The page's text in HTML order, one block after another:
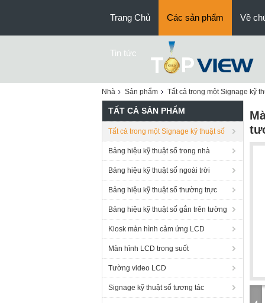
Trang Chủ Các sản phẩm Về
Tin tức
Nhà Sản phẩm Tất cả trong một Signage kỹ
TẤT CẢ SẢN PHẨM
Tất cả trong một Signage kỹ thuật số
Bảng hiệu kỹ thuật số trong nhà
Bảng hiệu kỹ thuật số ngoài trời
Bảng hiệu kỹ thuật số thường trực
Bảng hiệu kỹ thuật số gắn trên tường
Kiosk màn hình cảm ứng LCD
Màn hình LCD trong suốt
Tường video LCD
Signage kỹ thuật số tương tác